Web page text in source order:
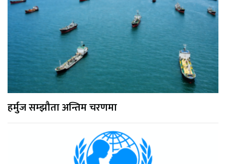
हर्मुज सम्झौता अन्तिम चरणमा